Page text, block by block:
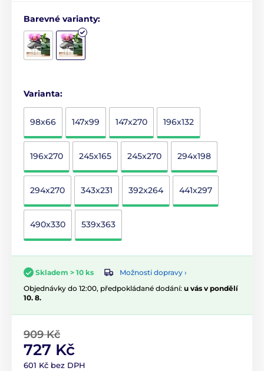
Barevné varianty:
Varianta:
98x66 147x99 147x270 196x132
196x270 245x165 245x270 294x198
294x270 343x231 392x264 441x297
490x330 539x363
Skladem > 10 ks
Možnosti dopravy ›
Objednávky do 12:00, předpokládané dodání: u vás v pondělí
10. 8.
909 Kč
727 Kč
601 Kč bez DPH